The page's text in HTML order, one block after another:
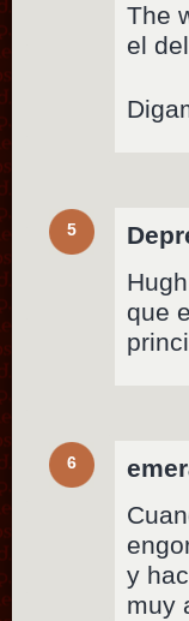
The
el
5
que
6
y
muy